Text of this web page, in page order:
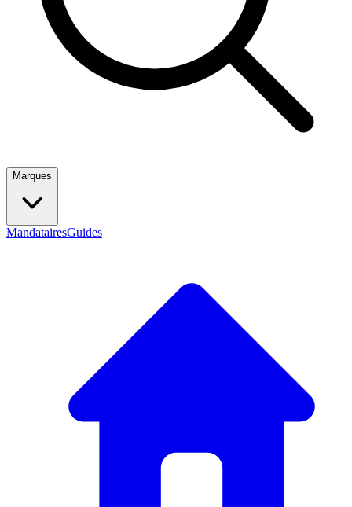
Marques
MandatairesGuides